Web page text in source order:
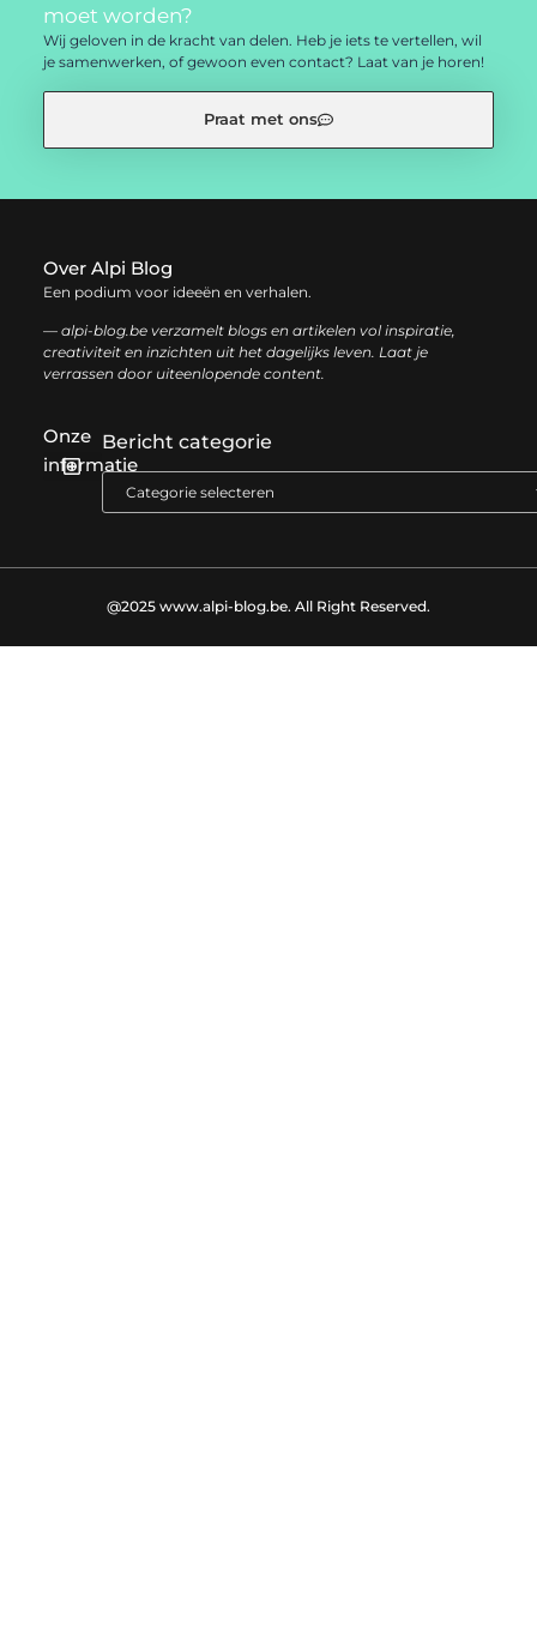
moet worden?
Wij geloven in de kracht van delen. Heb je iets te vertellen, wil
je samenwerken, of gewoon even contact? Laat van je horen!
Praat met ons
Over Alpi Blog
Een podium voor ideeën en verhalen.
— alpi-blog.be verzamelt blogs en artikelen vol inspiratie,
creativiteit en inzichten uit het dagelijks leven. Laat je
verrassen door uiteenlopende content.
Onze
informatie
Bericht categorie
@2025 www.alpi-blog.be. All Right Reserved.​